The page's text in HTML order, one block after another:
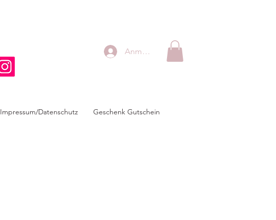
Anmelden
Impressum/Datenschutz Geschenk Gutschein